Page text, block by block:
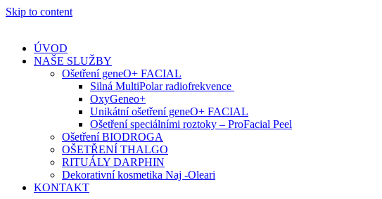
Skip to content
ÚVOD
NAŠE SLUŽBY
Ošetření geneO+ FACIAL
Silná MultiPolar radiofrekvence
OxyGeneo+
Unikátní ošetření geneO+ FACIAL
Ošetření speciálními roztoky – ProFacial Peel
Ošetření BIODROGA
OŠETŘENÍ THALGO
RITUÁLY DARPHIN
Dekorativní kosmetika Naj -Oleari
KONTAKT